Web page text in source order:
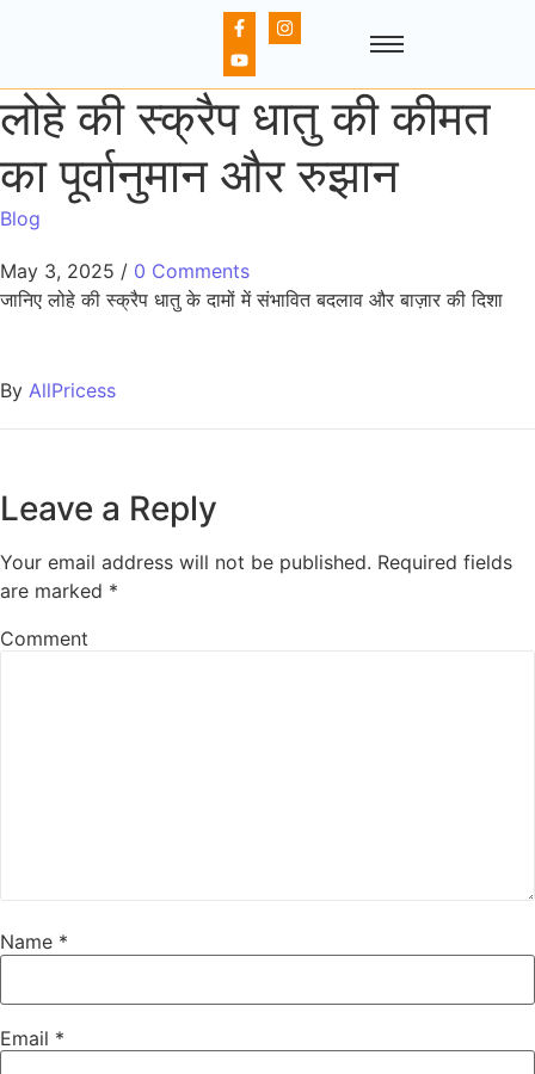
लोहे की स्क्रैप धातु की कीमत
का पूर्वानुमान और रुझान
Blog
May 3, 2025 / 0 Comments
जानिए लोहे की स्क्रैप धातु के दामों में संभावित बदलाव और बाज़ार की दिशा
By AllPricess
Leave a Reply
Your email address will not be published. Required fields
are marked *
Comment
Name *
Email *